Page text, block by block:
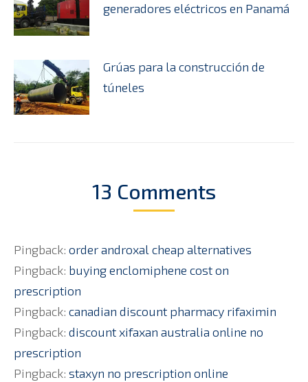
generadores eléctricos en Panamá
Grúas para la construcción de
túneles
13 Comments
Pingback: order androxal cheap alternatives
Pingback: buying enclomiphene cost on
prescription
Pingback: canadian discount pharmacy rifaximin
Pingback: discount xifaxan australia online no
prescription
Pingback: staxyn no prescription online